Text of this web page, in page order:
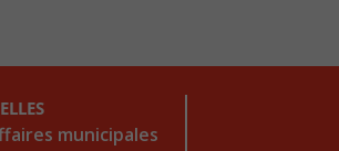
municipales